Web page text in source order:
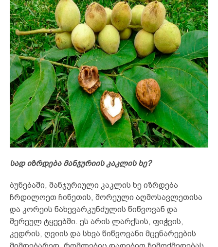
სად იზრდება მანჯურიის კაკლის ხე?
ბუნებაში, მანჯურიული კაკლის ხე იზრდება
ჩრდილოეთ ჩინეთის, შორეული აღმოსავლეთისა
და კორეის ნახევარკუნძულის წიწვოვან და
შერეულ ტყეებში. ეს არის ლარქსის, ფიჭვის,
კედრის, ღვიის და სხვა წიწვოვანი მცენარეების